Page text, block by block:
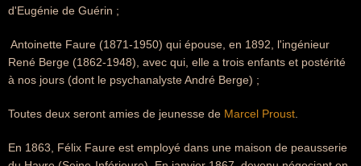
d'Eugénie de Guérin ;
 Antoinette Faure (1871-1950) qui épouse, en 1892, l'ingénieur
René Berge (1862-1948), avec qui, elle a trois enfants et postérité
à nos jours (dont le psychanalyste André Berge) ;
Toutes deux seront amies de jeunesse de Marcel Proust
En 1863, Félix Faure est employé dans une maison de peausserie